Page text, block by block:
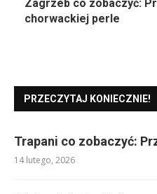
Zagrzeb co zobaczyć:
chorwackiej perle
PRZECZYTAJ KONIECZNIE!
Trapani co zobaczyć:
14 lutego, 2026